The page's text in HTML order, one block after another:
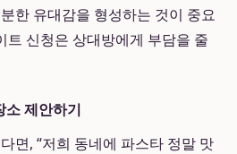
한 유대감을 형성하는 것이 중요
트 신청은 상대방에게 부담을 줄
소 제안하기
면, “저희 동네에 파스타 정말 맛